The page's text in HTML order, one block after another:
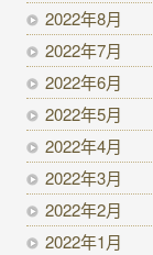
2022年8月
2022年7月
2022年6月
2022年5月
2022年4月
2022年3月
2022年2月
2022年1月